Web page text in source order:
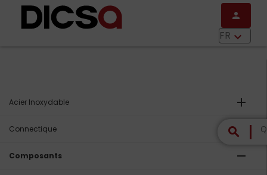
Aller au contenu principal
person
FR keyboard_arrow_down
search
Acier Inoxydable add
Connectique add
Composants remove